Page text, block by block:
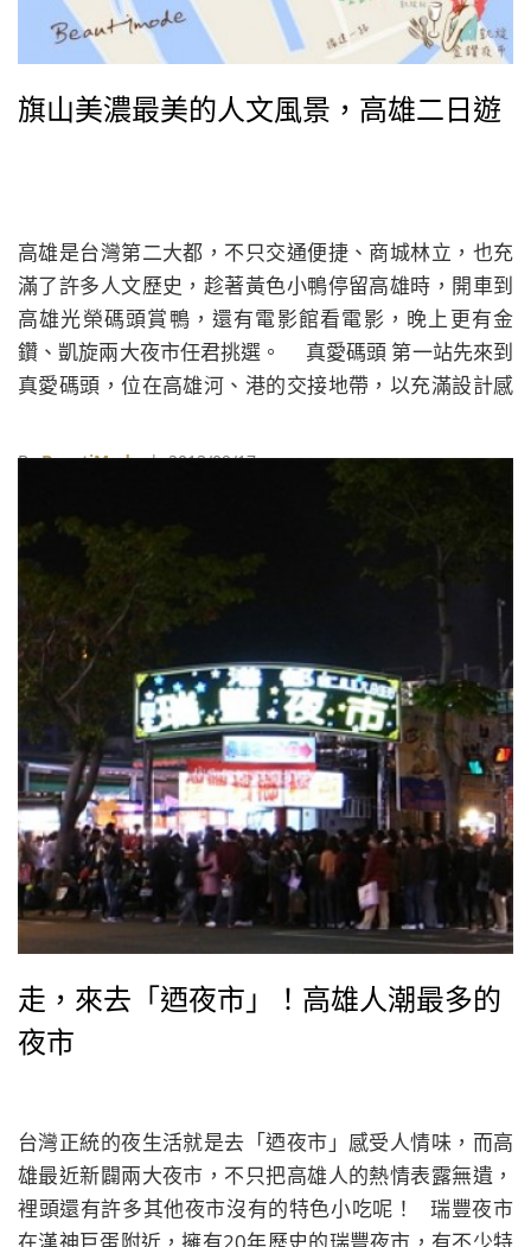
旗山美濃最美的人文風景，高雄二日遊
高雄是台灣第二大都，不只交通便捷、商城林立，也充
滿了許多人文歷史，趁著黃色小鴨停留高雄時，開車到
高雄光榮碼頭賞鴨，還有電影館看電影，晚上更有金
鑽、凱旋兩大夜市任君挑選。 真愛碼頭 第一站先來到
真愛碼頭，位在高雄河、港的交接地帶，以充滿設計感
風景，還可以搭乘愛之船遊愛河，在水上拍攝黃色小鴨
側面，還有另外一個看小鴨的私房景點，就是碼頭的觀
景台，由制高點往小鴨拍去，海港味十足。 地址：高雄
市五福路橋旁轉公園路。 電話：07-5212463 開放時
間：全天開放。 【點此進入&#
ByBeautiMode| 2013/09/17
走，來去「迺夜市」！高雄人潮最多的
夜市
台灣正統的夜生活就是去「迺夜市」感受人情味，而高
雄最近新闢兩大夜市，不只把高雄人的熱情表露無遺，
裡頭還有許多其他夜市沒有的特色小吃呢！ 瑞豐夜市